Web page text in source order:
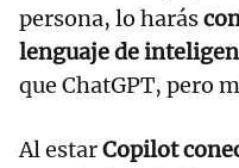
persona, lo harás
lenguaje de
que ChatGPT, pero
Al estarCopilot